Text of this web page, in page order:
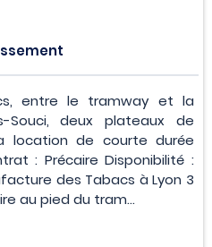
entre le tramway et la
deux plateaux de
location de courte durée
: Précaire Disponibilité :
des Tabacs à Lyon 3
au pied du tram...